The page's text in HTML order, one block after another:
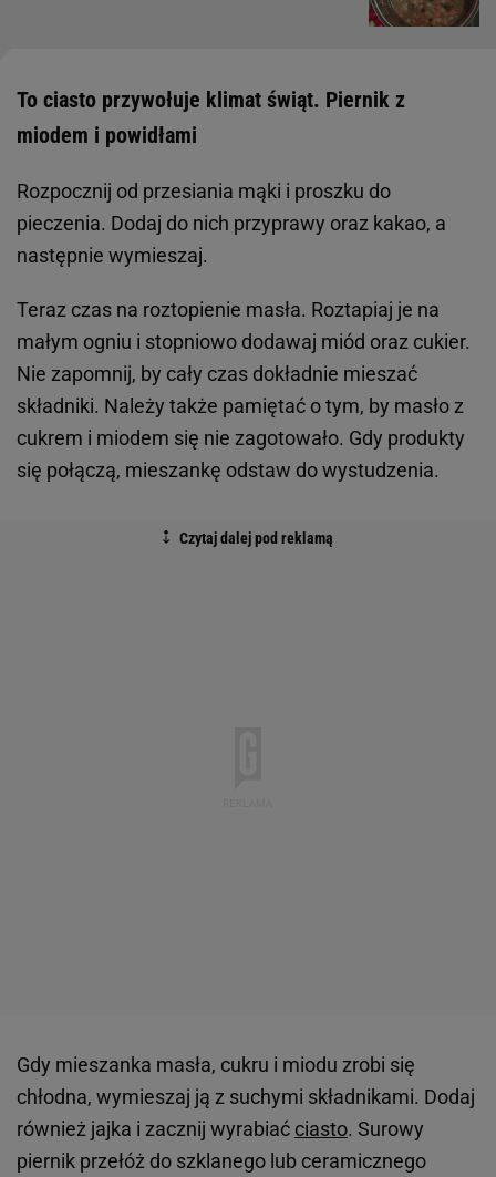
To ciasto przywołuje klimat świąt. Piernik z
miodem i powidłami
Rozpocznij od przesiania mąki i proszku do
pieczenia. Dodaj do nich przyprawy oraz kakao, a
następnie wymieszaj.
Teraz czas na roztopienie masła. Roztapiaj je na
małym ogniu i stopniowo dodawaj miód oraz cukier.
Nie zapomnij, by cały czas dokładnie mieszać
składniki. Należy także pamiętać o tym, by masło z
cukrem i miodem się nie zagotowało. Gdy produkty
się połączą, mieszankę odstaw do wystudzenia.
Gdy mieszanka masła, cukru i miodu zrobi się
chłodna, wymieszaj ją z suchymi składnikami. Dodaj
również jajka i zacznij wyrabiać ciasto. Surowy
piernik przełóż do szklanego lub ceramicznego